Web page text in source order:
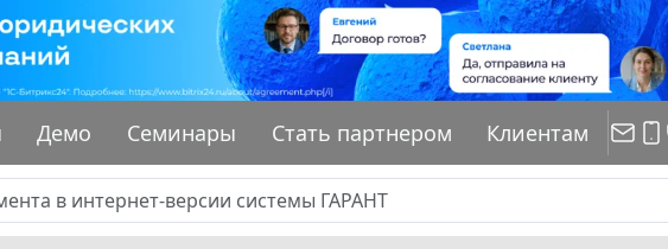
Демо Семинары Стать партнером Клиентам